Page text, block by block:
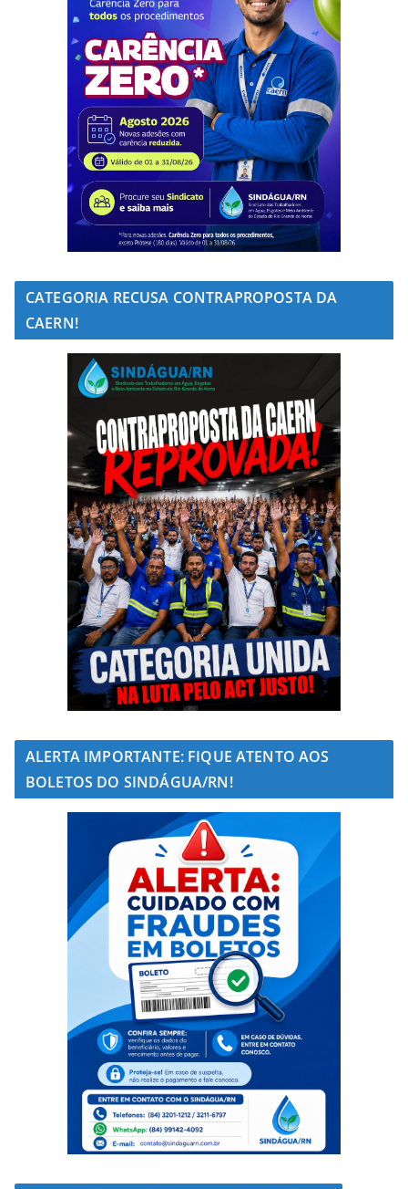
CATEGORIA RECUSA CONTRAPROPOSTA DA
CAERN!
ALERTA IMPORTANTE: FIQUE ATENTO AOS
BOLETOS DO SINDÁGUA/RN!